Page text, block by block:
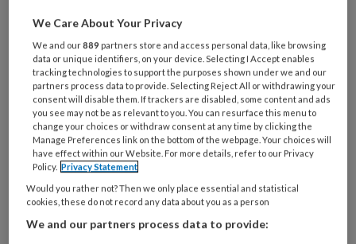
Dante Kids is een samenwerkingsverband van
We Care About Your Privacy
We and our889 partners store and access personal data, like browsing
data or unique identifiers, on your device. Selecting I Accept enables
tracking technologies to support the purposes shown under we and our
partners process data to provide. Selecting Reject All or withdrawing your
consent will disable them. If trackers are disabled, some content and ads
you see may not be as relevant to you. You can resurface this menu to
change your choices or withdraw consent at any time by clicking the
Manage Preferences link on the bottom of the webpage. Your choices will
have effect within our Website. For more details, refer to our Privacy
Policy. Privacy Statement
Would you rather not? Then we only place essential and statistical
cookies, these do not record any data about you as a person
We and our partners process data to provide: